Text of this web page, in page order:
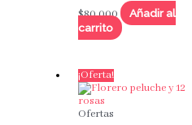
$80,000
Añadir al
carrito
¡Oferta!
Ofertas